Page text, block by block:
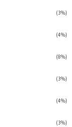
(3%)
(4%)
(8%)
(3%)
(4%)
(3%)